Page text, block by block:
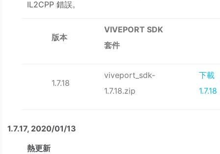
IL2CPP 錯誤。
版本
VIVEPORT SDK
套件
1.7.18
viveport_sdk-
1.7.18.zip
下載
1.7.18
1.7.17, 2020/01/13
熱更新